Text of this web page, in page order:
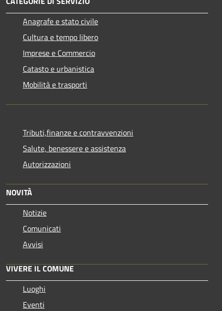
Anagrafe e stato civile
Cultura e tempo libero
Imprese e Commercio
Catasto e urbanistica
Mobilità e trasporti
Tributi,finanze e contravvenzioni
Salute, benessere e assistenza
Autorizzazioni
NOVITÀ
Notizie
Comunicati
Avvisi
VIVERE IL COMUNE
Luoghi
Eventi